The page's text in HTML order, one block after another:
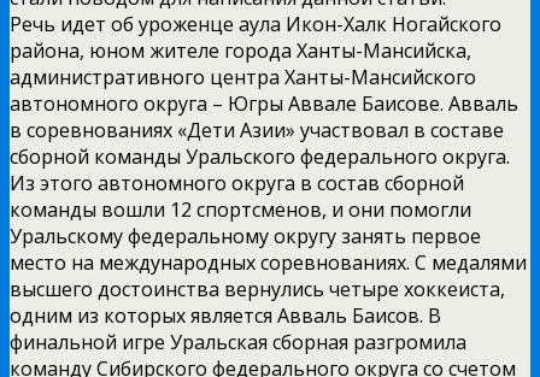
Речь идет об уроженце аула Икон-Халк Ногайского
района, юном жителе города Ханты-Мансийска,
административного центра Ханты-Мансийского
автономного округа – Югры Аввале Баисове. Авваль
в соревнованиях «Дети Азии» участвовал в составе
сборной команды Уральского федерального округа.
Из этого автономного округа в состав сборной
команды вошли 12 спортсменов, и они помогли
Уральскому федеральному округу занять первое
место на международных соревнованиях. С медалями
высшего достоинства вернулись четыре хоккеиста,
одним из которых является Авваль Баисов. В
финальной игре Уральская сборная разгромила
команду Сибирского федерального округа со счетом